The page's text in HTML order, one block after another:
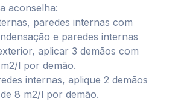
aconselha:
paredes internas com
e paredes internas
aplicar 3 demãos com
l por demão.
internas, aplique 2 demãos
8 m2/l por demão.